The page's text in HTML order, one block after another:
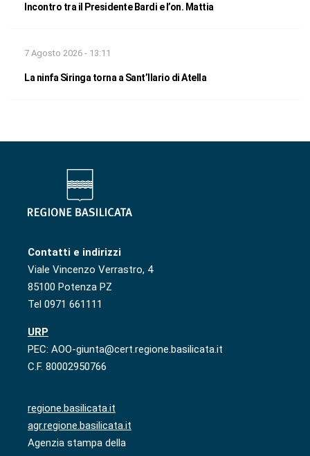
Incontro tra il Presidente Bardi e l’on. Mattia
7 Agosto 2026 - 13:11
La ninfa Siringa torna a Sant’Ilario di Atella
Contatti e indirizzi
Viale Vincenzo Verrastro, 4
85100 Potenza PZ
Tel 0971 661111
URP
PEC: AOO-giunta@cert.regione.basilicata.it
C.F. 80002950766
regione.basilicata.it
agr.regione.basilicata.it
Agenzia stampa della